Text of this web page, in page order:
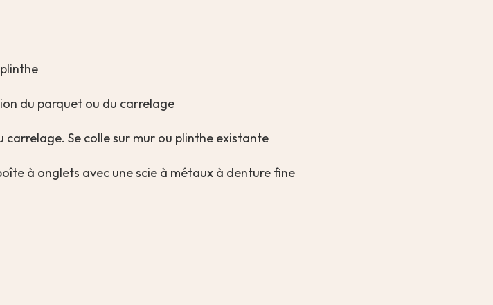
du parquet ou du carrelage
Se colle sur mur ou plinthe existante
à onglets avec une scie à métaux à denture fine